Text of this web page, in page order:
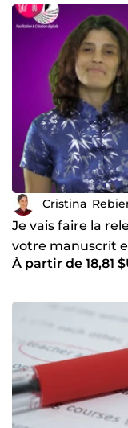
Je vais faire la
votre manuscrit
À partir de 18,81